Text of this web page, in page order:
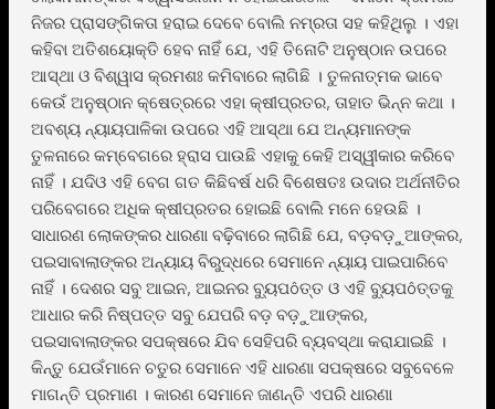
ନିଜର ପ୍ରାସଙ୍ଗିକତା ହରାଇ ଦେବେ ବୋଲି ନମ୍ରତା ସହ କହିଥିଲୁ । ଏହା
କହିବା ଅତିଶୟୋକ୍ତି ହେବ ନାହିଁ ଯେ, ଏହି ତିନୋଟି ଅନୁଷ୍ଠାନ ଉପରେ
ଆସ୍ଥା ଓ ବିଶ୍ୱାସ କ୍ରମଶଃ କମିବାରେ ଲାଗିଛି । ତୁଳନାତ୍ମକ ଭାବେ
କେଉଁ ଅନୁଷ୍ଠାନ କ୍ଷେତ୍ରରେ ଏହା କ୍ଷୀପ୍ରତର, ତାହାତ ଭିନ୍ନ କଥା ।
ଅବଶ୍ୟ ନ୍ୟାୟପାଳିକା ଉପରେ ଏହି ଆସ୍ଥା ଯେ ଅନ୍ୟମାନଙ୍କ
ତୁଳନାରେ କମ୍ବେଗରେ ହ୍ରାସ ପାଉଛି ଏହାକୁ କେହି ଅସ୍ୱୀକାର କରିବେ
ନାହିଁ । ଯଦିଓ ଏହି ବେଗ ଗତ କିଛିବର୍ଷ ଧରି ବିଶେଷତଃ ଉଦାର ଅର୍ଥନୀତିର
ପରିବେଗରେ ଅଧିକ କ୍ଷୀପ୍ରତର ହୋଇଛି ବୋଲି ମନେ ହେଉଛି ।
ସାଧାରଣ ଲୋକଙ୍କର ଧାରଣା ବଢ଼ିବାରେ ଲାଗିଛି ଯେ, ବଡ଼ବଡ଼ୁଆଙ୍କର,
ପଇସାବାଲାଙ୍କର ଅନ୍ୟାୟ ବିରୁଦ୍ଧରେ ସେମାନେ ନ୍ୟାୟ ପାଇପାରିବେ
ନାହିଁ । ଦେଶର ସବୁ ଆଇନ, ଆଇନର ବୁ୍ୟପôତ୍ତ ଓ ଏହି ବୁ୍ୟପôତ୍ତକୁ
ଆଧାର କରି ନିଷ୍ପତ୍ତ ସବୁ ଯେପରି ବଡ଼ ବଡ଼ୁଆଙ୍କର,
ପଇସାବାଲାଙ୍କର ସପକ୍ଷରେ ଯିବ ସେହିପରି ବ୍ୟବସ୍ଥା କରାଯାଇଛି ।
କିନ୍ତୁ ଯେଉଁମାନେ ଚତୁର ସେମାନେ ଏହି ଧାରଣା ସପକ୍ଷରେ ସବୁବେଳେ
ମାଗନ୍ତି ପ୍ରମାଣ । କାରଣ ସେମାନେ ଜାଣନ୍ତି ଏପରି ଧାରଣା